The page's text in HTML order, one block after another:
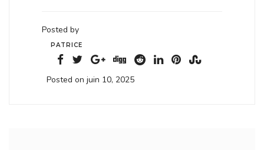
Posted by
PATRICE
Posted on juin 10, 2025